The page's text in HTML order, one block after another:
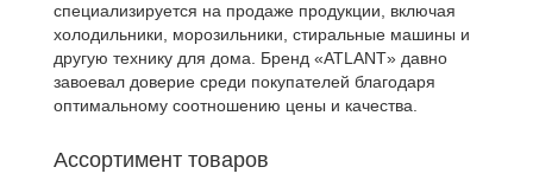
специализируется на продаже продукции, включая
холодильники, морозильники, стиральные машины и
другую технику для дома. Бренд «ATLANT» давно
завоевал доверие среди покупателей благодаря
оптимальному соотношению цены и качества.
Ассортимент товаров